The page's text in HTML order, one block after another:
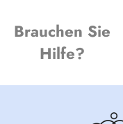
Brauchen Sie
Hilfe?